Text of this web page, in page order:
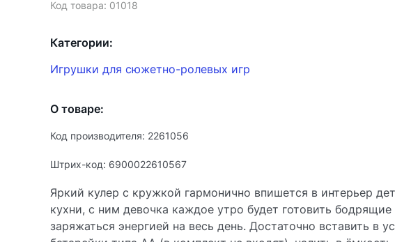
Код товара: 01018
Категории:
Игрушки для сюжетно-ролевых игр
О товаре:
Код производителя: 2261056
Штрих-код: 6900022610567
Яркий кулер с кружкой гармонично впишется в интерьер
кухни, с ним девочка каждое утро будет готовить бодрящие
заряжаться энергией на весь день. Достаточно вставить в